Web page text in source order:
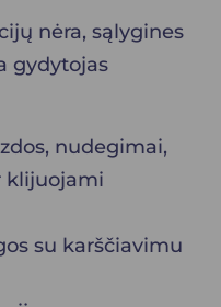
nėra, sąlygines
gydytojas
nudegimai,
klijuojami
su karščiavimu